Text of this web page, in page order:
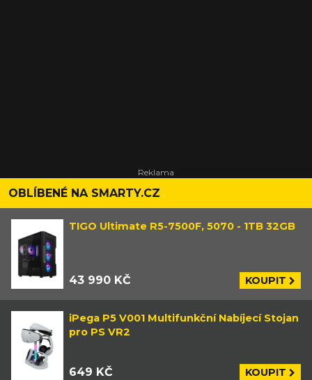
OBLÍBENÉ NA SMARTY.CZ
TIGO Ultimate R5-7500F, 5070 - 1TB 32GB
43 990 KČ KOUPIT
iPega P5 V001 Multifunkční Nabíjecí Stojan
pro PS VR2
649 KČ KOUPIT